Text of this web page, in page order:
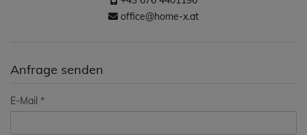
office@home-x.at
Anfrage senden
E-Mail